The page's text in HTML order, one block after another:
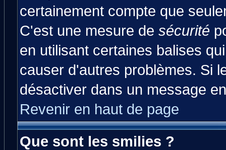
certainement compte que
C'est une mesure de sécurité
en utilisant certaines balises
causer d'autres problèmes. Si
désactiver dans un message
Revenir en haut de page
Que sont les smilies ?